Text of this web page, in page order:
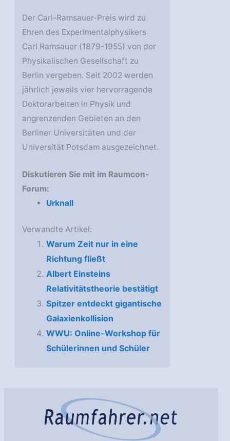
Der Carl-Ramsauer-Preis wird zu
Ehren des Experimentalphysikers
Carl Ramsauer (1879-1955) von der
Physikalischen Gesellschaft zu
Berlin vergeben. Seit 2002 werden
jährlich jeweils vier hervorragende
Doktorarbeiten in Physik und
angrenzenden Gebieten an den
Berliner Universitäten und der
Universität Potsdam ausgezeichnet.
Diskutieren Sie mit im Raumcon-
Forum:
Urknall
Verwandte Artikel:
Warum Zeit nur in eine
Richtung fließt
Albert Einsteins
Relativitätstheorie bestätigt
Spitzer entdeckt gigantische
Galaxienkollision
WWU: Online-Workshop für
Schülerinnen und Schüler